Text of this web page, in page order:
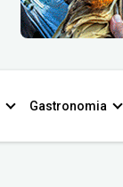
Gastronomia